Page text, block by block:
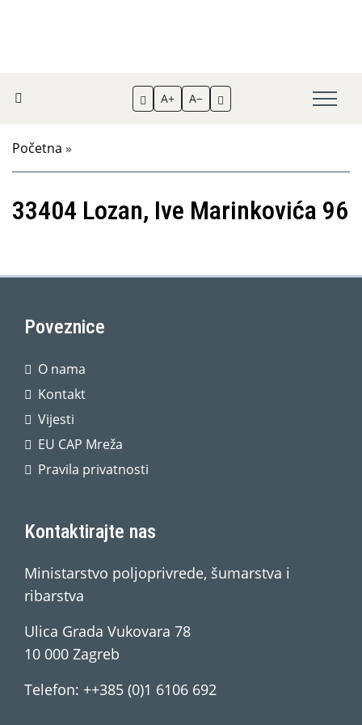
A+ A−
Početna »
33404 Lozan, Ive Marinkovića 96
Poveznice
O nama
Kontakt
Vijesti
EU CAP Mreža
Pravila privatnosti
Kontaktirajte nas
Ministarstvo poljoprivrede, šumarstva i
ribarstva
Ulica Grada Vukovara 78
10 000 Zagreb
Telefon: ++385 (0)1 6106 692